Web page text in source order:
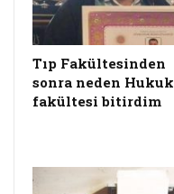
Tıp Fakültesinden
sonra neden Hukuk
fakültesi bitirdim